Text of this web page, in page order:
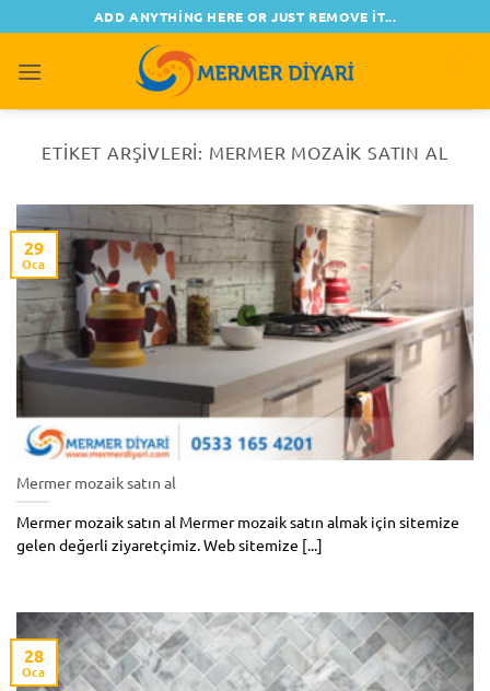
atla
ADD ANYTHING HERE OR JUST REMOVE IT...
ETIKET ARŞIVLERI: MERMER MOZAIK SATIN AL
Mermer mozaik satın al
Mermer mozaik satın al Mermer mozaik satın almak için sitemize
gelen değerli ziyaretçimiz. Web sitemize [...]
29
Oca
28
Oca